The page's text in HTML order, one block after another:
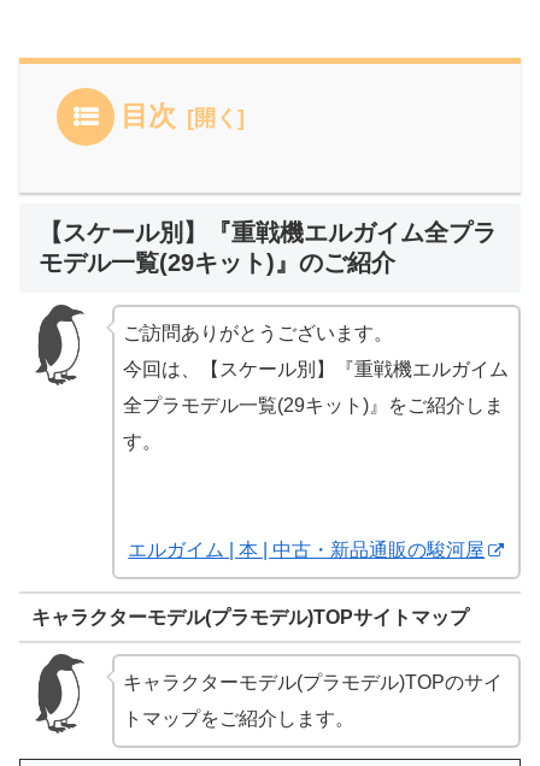
目次
【スケール別】『重戦機エルガイム全プラ
モデル一覧(29キット)』のご紹介
ご訪問ありがとうございます。
今回は、【スケール別】『重戦機エルガイム
全プラモデル一覧(29キット)』をご紹介しま
す。
エルガイム | 本 | 中古・新品通販の駿河屋
キャラクターモデル(プラモデル)TOPサイトマップ
キャラクターモデル(プラモデル)TOPのサイ
トマップをご紹介します。